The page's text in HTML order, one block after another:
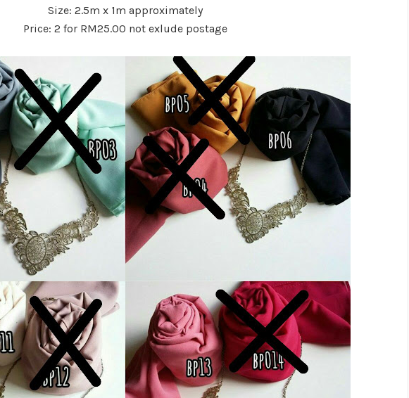
Size: 2.5m x 1m approximately
Price: 2 for RM25.00 not exlude postage